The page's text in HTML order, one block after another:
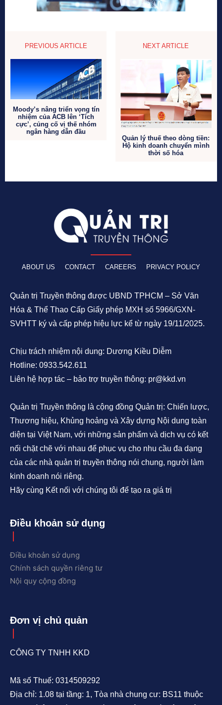
PREVIOUS ARTICLE
Moody’s nâng triển vọng tín
nhiệm của ACB lên ‘Tích
cực’, củng cố vị thế nhóm
ngân hàng dẫn đầu
NEXT ARTICLE
Quản lý thuế theo dòng tiền:
Hộ kinh doanh chuyển mình
thời số hóa
ABOUT US CONTACT CAREERS PRIVACY POLICY
Quản trị Truyền thông được UBND TPHCM – Sở Văn
Hóa & Thể Thao Cấp Giấy phép MXH số 5966/GXN-
SVHTT ký và cấp phép hiệu lực kể từ ngày 19/11/2025.
Chịu trách nhiệm nội dung: Dương Kiều Diễm
Hotline: 0933.542.611
Liên hệ hợp tác – bảo trợ truyền thông: pr@kkd.vn
Quản trị Truyền thông là cộng đồng Quản trị: Chiến lược,
Thương hiệu, Khủng hoảng và Xây dựng Nội dung toàn
diện tại Việt Nam, với những sản phẩm và dịch vụ có kết
nối chặt chẽ với nhau để phục vụ cho nhu cầu đa dạng
của các nhà quản trị truyền thông nói chung, người làm
kinh doanh nói riêng.
Hãy cùng Kết nối với chúng tôi để tạo ra giá trị
Điều khoản sử dụng
Điều khoản sử dụng
Chính sách quyền riêng tư
Nội quy cộng đồng
Đơn vị chủ quản
CÔNG TY TNHH KKD
Mã số Thuế: 0314509292
Địa chỉ: 1.08 tại tầng: 1, Tòa nhà chung cư: BS11 thuộc